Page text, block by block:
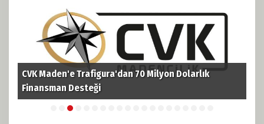
TPAO'dan Kerkük'te Tarihi Hamle! 3 Milyar Varillik Dev
Petrol Rezervine Ortak Oldu